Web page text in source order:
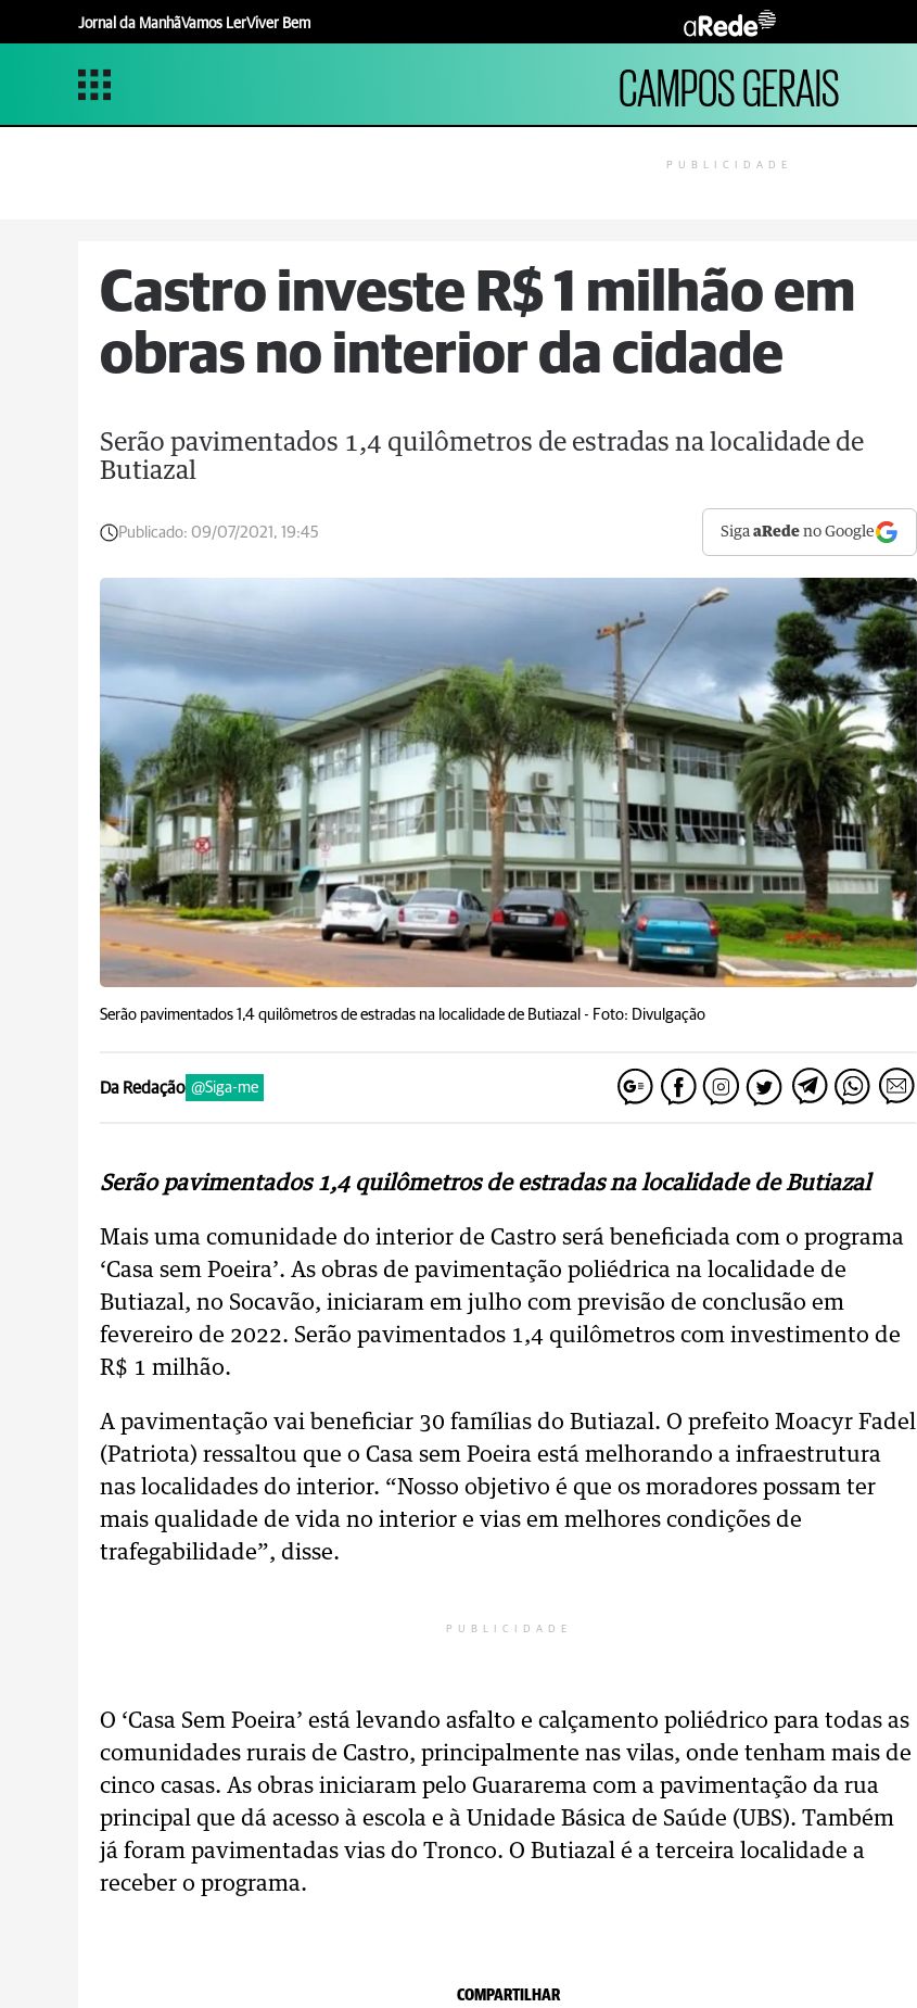
Jornal da ManhãVamos LerViver Bem
CAMPOS GERAIS
PUBLICIDADE
Castro investe R$ 1 milhão em
obras no interior da cidade
Serão pavimentados 1,4 quilômetros de estradas na localidade de
Butiazal
Publicado: 09/07/2021, 19:45 SigaaRede no Google
Serão pavimentados 1,4 quilômetros de estradas na localidade de Butiazal - Foto: Divulgação
Da Redação @Siga-me
Serão pavimentados 1,4 quilômetros de estradas na localidade de Butiazal
Mais uma comunidade do interior de Castro será beneficiada com o programa
‘Casa sem Poeira’. As obras de pavimentação poliédrica na localidade de
Butiazal, no Socavão, iniciaram em julho com previsão de conclusão em
fevereiro de 2022. Serão pavimentados 1,4 quilômetros com investimento de
R$ 1 milhão.
A pavimentação vai beneficiar 30 famílias do Butiazal. O prefeito Moacyr Fadel
(Patriota) ressaltou que o Casa sem Poeira está melhorando a infraestrutura
nas localidades do interior. “Nosso objetivo é que os moradores possam ter
mais qualidade de vida no interior e vias em melhores condições de
trafegabilidade”, disse.
PUBLICIDADE
O ‘Casa Sem Poeira’ está levando asfalto e calçamento poliédrico para todas as
comunidades rurais de Castro, principalmente nas vilas, onde tenham mais de
cinco casas. As obras iniciaram pelo Guararema com a pavimentação da rua
principal que dá acesso à escola e à Unidade Básica de Saúde (UBS). Também
já foram pavimentadas vias do Tronco. O Butiazal é a terceira localidade a
receber o programa.
COMPARTILHAR